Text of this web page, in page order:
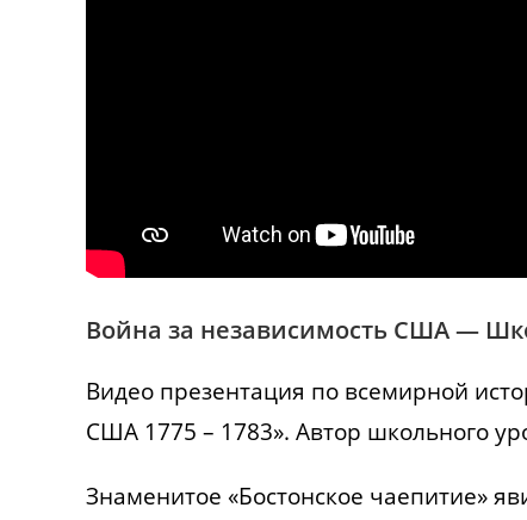
Война за независимость США —
Видео презентация по всемирной
США 1775 – 1783». Автор школьного
Знаменитое «Бостонское чаепитие»